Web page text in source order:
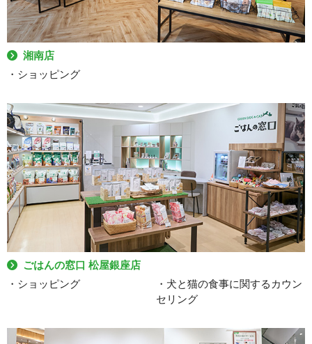
湘南店
・ショッピング
ごはんの窓口 松屋銀座店
・ショッピング
・犬と猫の食事に関するカウン
セリング